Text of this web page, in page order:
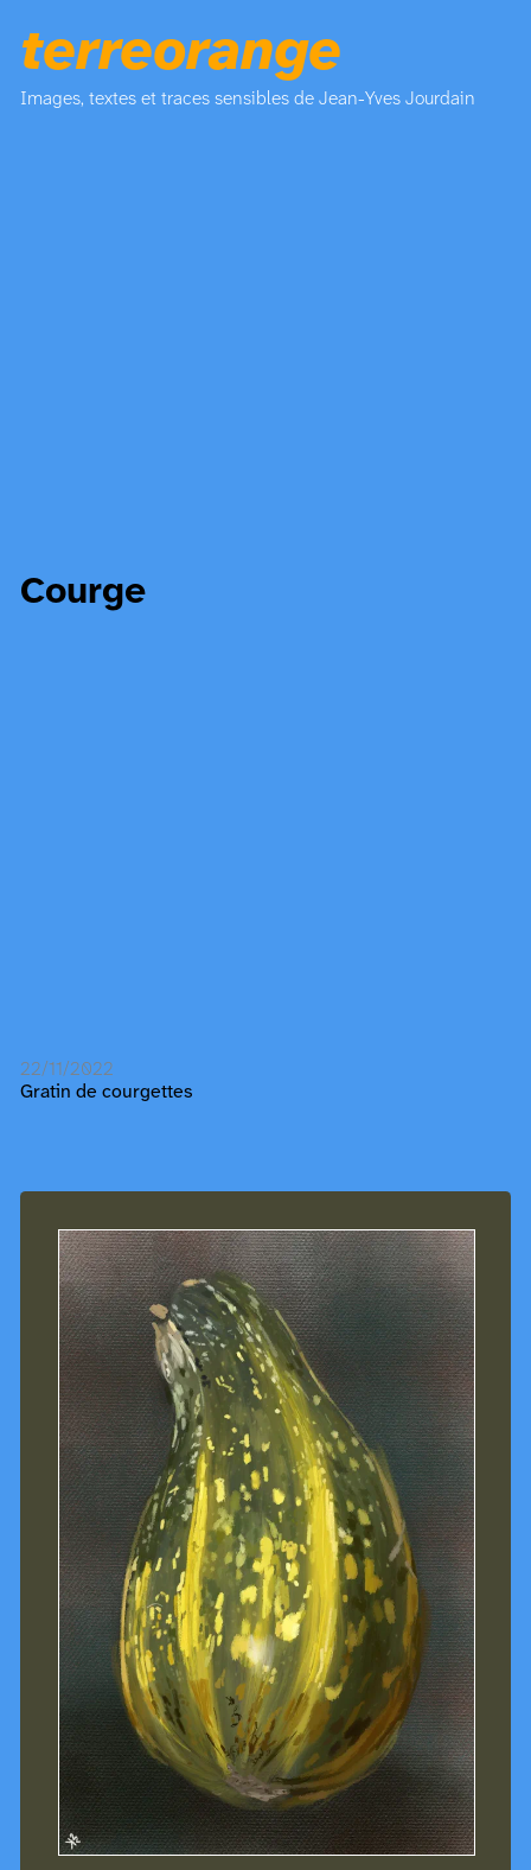
terreorange
Images, textes et traces sensibles de Jean-Yves Jourdain
Courge
22/11/2022
Gratin de courgettes